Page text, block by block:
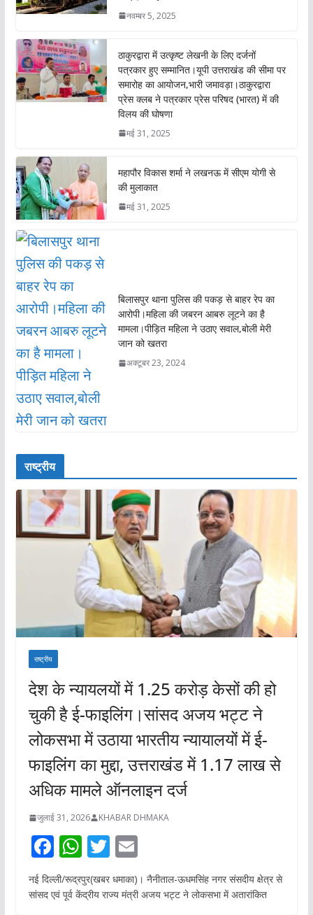
k p नवम्बर 5, 2025
ठाकुरद्वारा में उत्कृष्ट लेखनी के लिए दर्जनों
पत्रकार हुए सम्मानित।यूपी उत्तराखंड की सीमा पर
समारोह का आयोजन,भारी जमावड़ा।ठाकुरद्वारा
प्रेस क्लब ने पत्रकार प्रेस परिषद (भारत) में की
विलय की घोषणा
मई 31, 2025
महापौर विकास शर्मा ने लखनऊ में सीएम योगी से
की मुलाकात
मई 31, 2025
बिलासपुर थाना पुलिस की पकड़ से बाहर रेप का
आरोपी।महिला की जबरन आबरु लूटने का है
मामला।पीड़ित महिला ने उठाए सवाल,बोली मेरी
जान को खतरा
अक्टूबर 23, 2024
राष्ट्रीय
राष्ट्रीय
देश के न्यायलयों में 1.25 करोड़ केसों की हो
चुकी है ई-फाइलिंग।सांसद अजय भट्ट ने
लोकसभा में उठाया भारतीय न्यायालयों में ई-
फाइलिंग का मुद्दा, उत्तराखंड में 1.17 लाख से
अधिक मामले ऑनलाइन दर्ज
जुलाई 31, 2026 KHABAR DHMAKA
F
ac
e
W
h
at
T
w
itt
E
m
ai
नई दिल्ली/रूद्रपुर(खबर धमाका)। नैनीताल-ऊधमसिंह नगर संसदीय क्षेत्र से
सांसद एवं पूर्व केंद्रीय राज्य मंत्री अजय भट्ट ने लोकसभा में अतारांकित